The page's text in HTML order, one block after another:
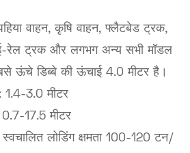
वाहन, कृषि वाहन, फ्लैटबेड ट्रक,
रेल ट्रक और लगभग अन्य सभी मॉडल
ऊंचे डिब्बे की ऊंचाई 4.0 मीटर है।
1.4-3.0 मीटर
17.5 मीटर
स्वचालित लोडिंग क्षमता 100-120 टन/